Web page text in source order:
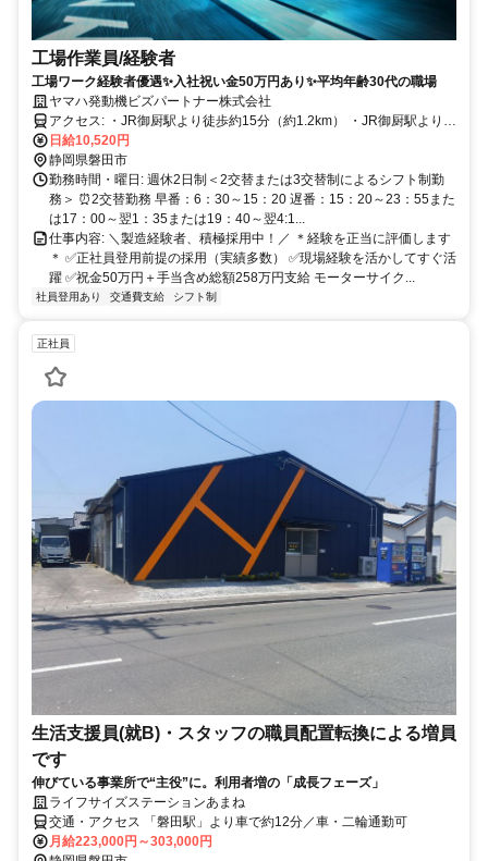
工場作業員/経験者
工場ワーク経験者優遇✨入社祝い金50万円あり✨平均年齢30代の職場
ヤマハ発動機ビズパートナー株式会社
アクセス: ・JR御厨駅より徒歩約15分（約1.2km） ・JR御厨駅よりタ
クシーで約5分（約1.2km） ・JR磐田駅よりタクシー約10分 ・JR磐
田駅前バスターミナル1番のりば遠鉄バス「城之崎経由磐田営業所」
行き「ヤマハ発動機前」下車
日給10,520円
静岡県磐田市
勤務時間・曜日: 週休2日制＜2交替または3交替制によるシフト制勤
務＞ ⏰2交替勤務 早番：6：30～15：20 遅番：15：20～23：55また
は17：00～翌1：35または19：40～翌4:1...
仕事内容: ＼製造経験者、積極採用中！／ ＊経験を正当に評価します
＊ ✅正社員登用前提の採用（実績多数） ✅現場経験を活かしてすぐ活
躍 ✅祝金50万円＋手当含め総額258万円支給 モーターサイク...
社員登用あり 交通費支給 シフト制
正社員
生活支援員(就B)・スタッフの職員配置転換による増員
です
伸びている事業所で“主役”に。利用者増の「成長フェーズ」
ライフサイズステーションあまね
交通・アクセス 「磐田駅」より車で約12分／車・二輪通勤可
月給223,000円～303,000円